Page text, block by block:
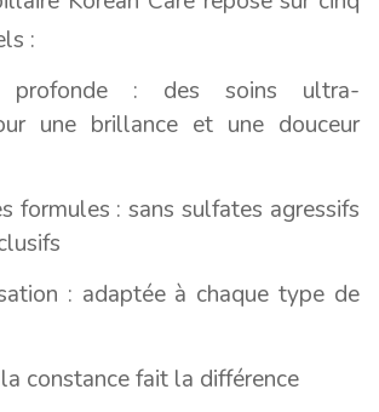
:
profonde : des soins ultra-
une brillance et une douceur
formules : sans sulfates agressifs
: adaptée à chaque type de
constance fait la différence